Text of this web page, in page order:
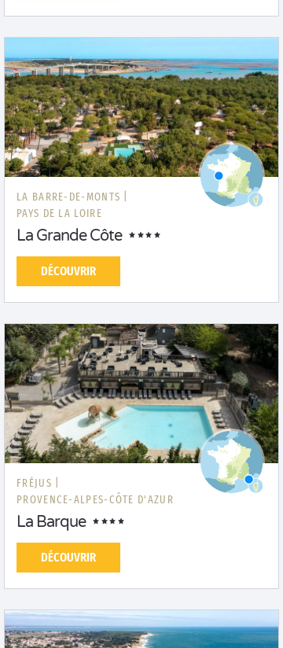
LA BARRE-DE-MONTS |
PAYS DE LA LOIRE
La Grande Côte
DÉCOUVRIR
FRÉJUS |
PROVENCE-ALPES-CÔTE D'AZUR
La Barque
DÉCOUVRIR